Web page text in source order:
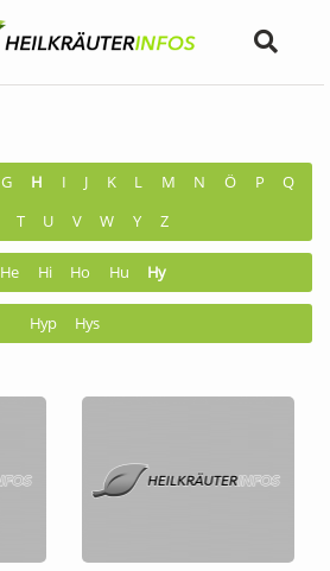
G H I J K L M N Ö P
Q
T U V W Y Z
He Hi Ho Hu Hy
Hyp Hys